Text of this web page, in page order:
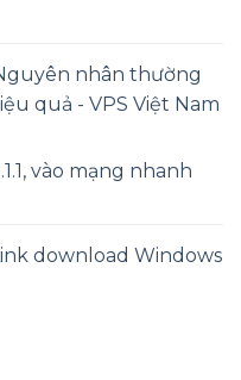
nhân thường
quả - VPS Việt Nam
vào mạng nhanh
download Windows